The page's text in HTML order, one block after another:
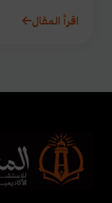
اقرأ المقال